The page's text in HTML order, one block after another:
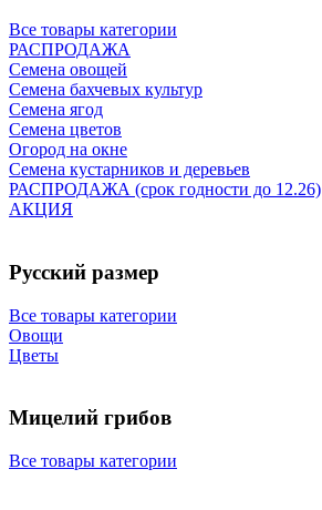
Все товары категории
РАСПРОДАЖА
Семена овощей
Семена бахчевых культур
Семена ягод
Семена цветов
Огород на окне
Семена кустарников и деревьев
РАСПРОДАЖА (срок годности до 12.26)
АКЦИЯ
Русский размер
Все товары категории
Овощи
Цветы
Мицелий грибов
Все товары категории